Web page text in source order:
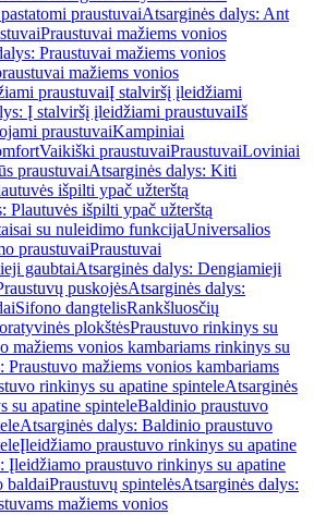
praustuvaiAtsarginės dalys: Ant
Praustuvai mažiems vonios
Praustuvai mažiems vonios
mažiems vonios
praustuvaiĮ stalviršį įleidžiami
Į stalviršį įleidžiami praustuvaiIš
praustuvaiKampiniai
Vaikiški praustuvaiPraustuvaiLoviniai
praustuvaiAtsarginės dalys: Kiti
išpilti ypač užterštą
Plautuvės išpilti ypač užterštą
su nuleidimo funkcijaUniversalios
praustuvaiPraustuvai
gaubtaiAtsarginės dalys: Dengiamieji
puskojėsAtsarginės dalys:
Sifono dangtelisRankšluosčių
plokštėsPraustuvo rinkinys su
mažiems vonios kambariams rinkinys su
Praustuvo mažiems vonios kambariams
rinkinys su apatine spinteleAtsarginės
su apatine spinteleBaldinio praustuvo
Atsarginės dalys: Baldinio praustuvo
Įleidžiamo praustuvo rinkinys su apatine
Įleidžiamo praustuvo rinkinys su apatine
baldaiPraustuvų spintelėsAtsarginės dalys:
mažiems vonios